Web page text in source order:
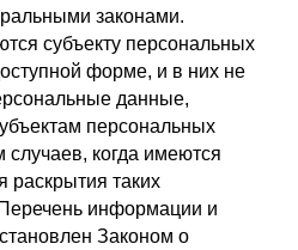
законами.
субъекту персональных
форме, и в них не
данные,
персональных
когда имеются
раскрытия таких
информации и
Законом о